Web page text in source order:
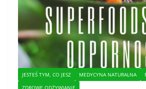
JESTEŚ TYM, CO JESZ MEDYCYNA NATURALNA
ZDROWE ODŻYWIANIE